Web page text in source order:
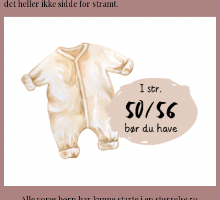
det heller ikke sidde for stramt.